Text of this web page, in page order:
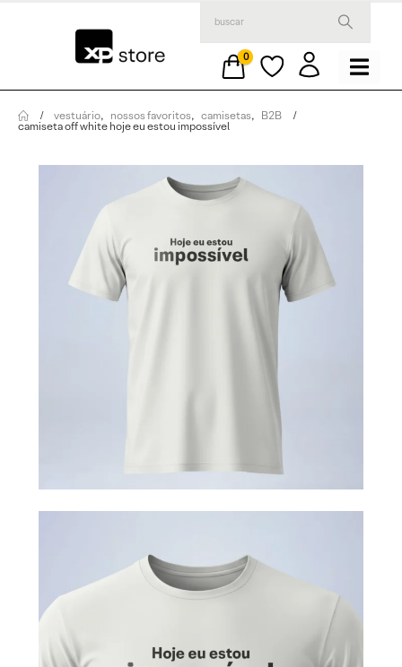
0
vestuário, nossos favoritos, camisetas, B2B
camiseta off white hoje eu estou impossível